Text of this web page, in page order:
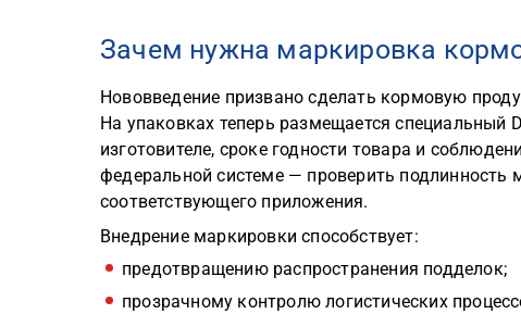
Зачем нужна маркировка
Нововведение призвано сделать кормовую
На упаковках теперь размещается
изготовителе, сроке годности товара и
федеральной системе — проверить
соответствующего приложения.
Внедрение маркировки способствует:
предотвращению распространения подделок;
прозрачному контролю логистических